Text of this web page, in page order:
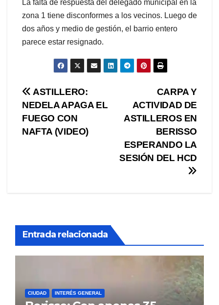
La falta de respuesta del delegado municipal en la
zona 1 tiene disconformes a los vecinos. Luego de
dos años y medio de gestión, el barrio entero
parece estar resignado.
Navegación
de
entradas
CARPA Y
ACTIVIDAD DE
ASTILLEROS EN
BERISSO
ESPERANDO LA
SESIÓN DEL HCD
ASTILLERO:
NEDELA APAGA EL
FUEGO CON
NAFTA (VIDEO)
Entrada relacionada
CIUDAD INTERÉS GENERAL